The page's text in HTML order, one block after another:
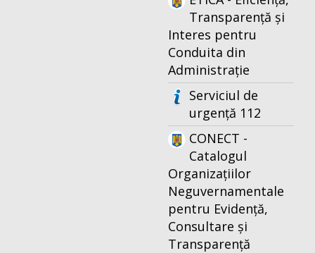
Transparență și
Interes pentru
Conduita din
Administrație
Serviciul de
urgență 112
CONECT -
Catalogul
Organizațiilor
Neguvernamentale
pentru Evidență,
Consultare și
Transparență